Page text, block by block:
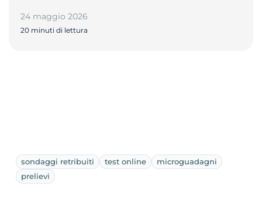
24 maggio 2026
20 minuti di lettura
sondaggi retribuiti test online
microguadagni
prelievi